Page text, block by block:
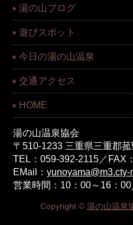
湯の山ブログ
遊びスポット
今日の湯の山温泉
交通アクセス
HOME
湯の山温泉協会
〒510-1233 三重県三重郡
TEL：059-392-2115／FAX
EMail：yunoyama@m3.cty-
営業時間：10：00～16：00
Copyright © 湯の山温泉